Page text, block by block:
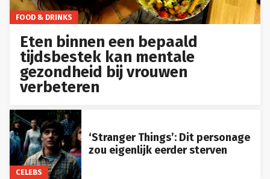
FOOD & DRINKS
Eten binnen een bepaald
tijdsbestek kan mentale
gezondheid bij vrouwen
verbeteren
CELEBS
‘Stranger Things’: Dit personage
zou eigenlijk eerder sterven